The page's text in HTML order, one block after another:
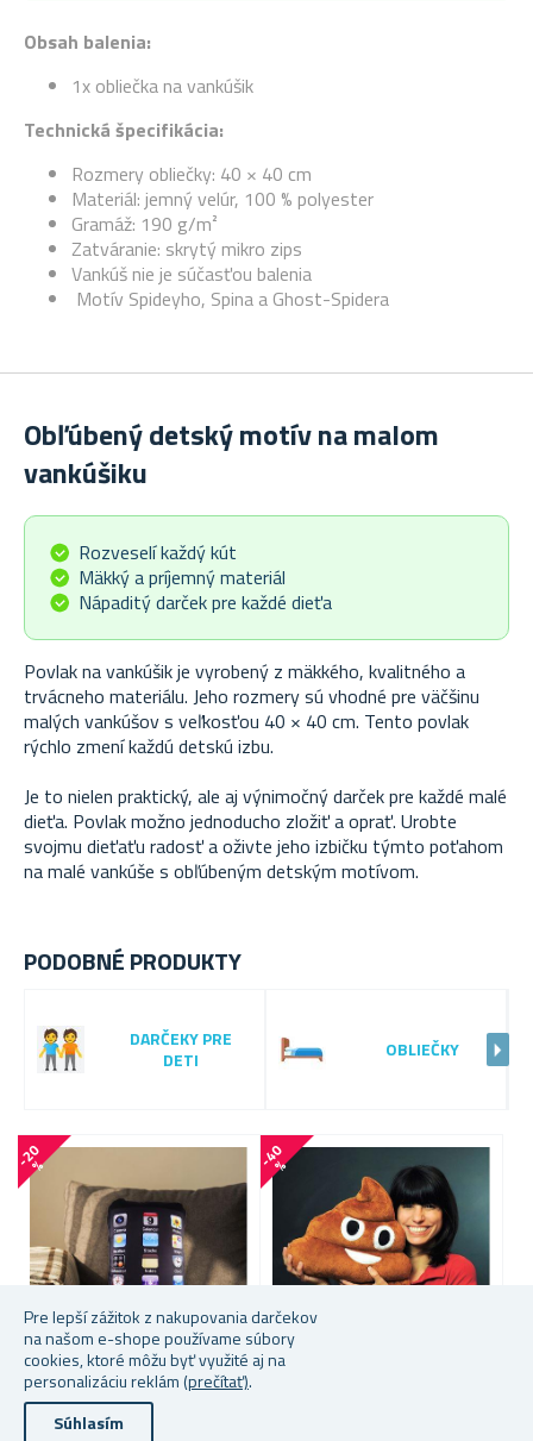
Pre lepší zážitok z nakupovania darčekov
na našom e-shope používame súbory
cookies, ktoré môžu byť využité aj na
personalizáciu reklám (prečítať).
Súhlasím
Obsah balenia:
1x obliečka na vankúšik
Technická špecifikácia:
Rozmery obliečky: 40 × 40 cm
Materiál: jemný velúr, 100 % polyester
Gramáž: 190 g/m²
Zatváranie: skrytý mikro zips
Vankúš nie je súčasťou balenia
Motív Spideyho, Spina a Ghost-Spidera
Obľúbený detský motív na malom
vankúšiku
Rozveselí každý kút
Mäkký a príjemný materiál
Nápaditý darček pre každé dieťa
Povlak na vankúšik je vyrobený z mäkkého, kvalitného a
trvácneho materiálu. Jeho rozmery sú vhodné pre väčšinu
malých vankúšov s veľkosťou 40 × 40 cm. Tento povlak
rýchlo zmení každú detskú izbu.
Je to nielen praktický, ale aj výnimočný darček pre každé malé
dieťa. Povlak možno jednoducho zložiť a oprať. Urobte
svojmu dieťaťu radosť a oživte jeho izbičku týmto poťahom
na malé vankúše s obľúbeným detským motívom.
PODOBNÉ PRODUKTY
DARČEKY PRE
DETI
OBLIEČKY
-
2
0
%
VANKÚŠ IPHONE
-
4
0
%